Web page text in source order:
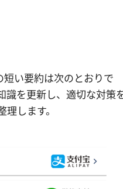
い要約は次のとおりで
識を更新し、適切な対策
します。